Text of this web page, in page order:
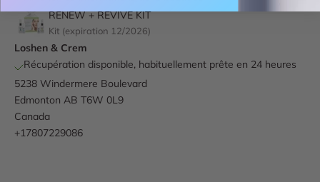
RENEW + REVIVE KIT
Kit (expiration 12/2026)
Loshen & Crem
Récupération disponible, habituellement prête en 24 heures
5238 Windermere Boulevard
Edmonton AB T6W 0L9
Canada
+17807229086